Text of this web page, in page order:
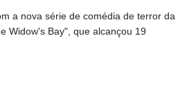
LAK 26120.269022
LBP
a nova série de comédia de terror da
Widow's Bay", que alcançou 19